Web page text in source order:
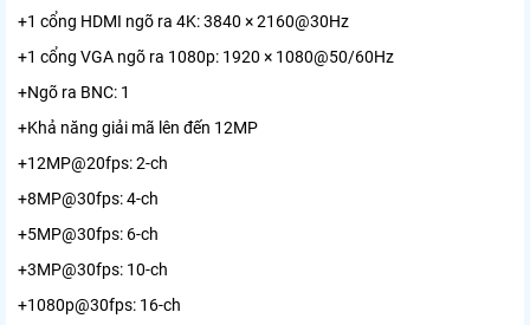
+1 cổng HDMI ngõ ra 4K: 3840 × 2160@30Hz
+1 cổng VGA ngõ ra 1080p: 1920 × 1080@50/60Hz
+Ngõ ra BNC: 1
+Khả năng giải mã lên đến 12MP
+12MP@20fps: 2-ch
+8MP@30fps: 4-ch
+5MP@30fps: 6-ch
+3MP@30fps: 10-ch
+1080p@30fps: 16-ch